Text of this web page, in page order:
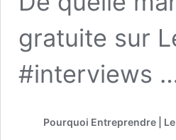
gratuite sur
#interviews
Pourquoi Entreprendre |